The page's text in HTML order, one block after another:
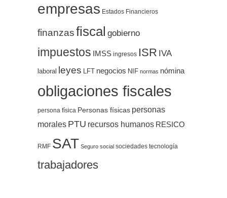
empresas Estados Financieros
finanzasfiscal gobierno
impuestos IMSS ingresos ISR IVA
laboral leyes LFT negocios NIF normas nómina
obligaciones fiscales
persona física Personas físicas personas
morales PTU recursos humanos RESICO
RMF SAT Seguro social sociedades tecnología
trabajadores